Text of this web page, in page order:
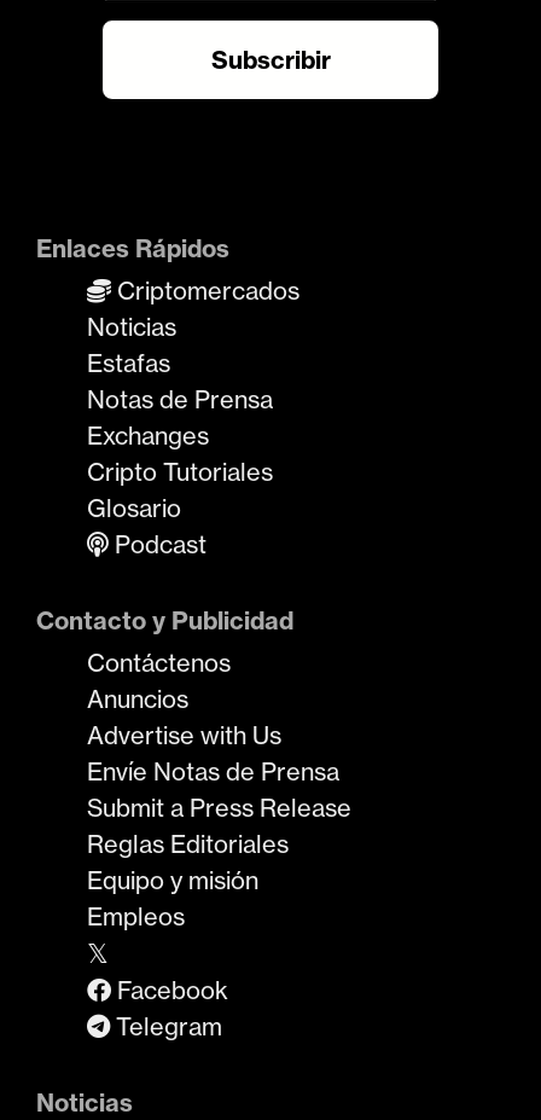
Enlaces Rápidos
Criptomercados
Noticias
Estafas
Notas de Prensa
Exchanges
Cripto Tutoriales
Glosario
Podcast
Contacto y Publicidad
Contáctenos
Anuncios
Advertise with Us
Envíe Notas de Prensa
Submit a Press Release
Reglas Editoriales
Equipo y misión
Empleos
𝕏
Facebook
Telegram
Noticias